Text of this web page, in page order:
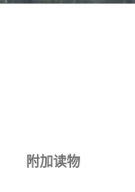
附加读物